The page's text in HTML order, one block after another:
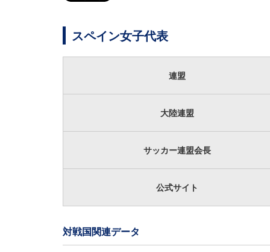
スペイン女子代表
連盟
大陸連盟
サッカー連盟会長
公式サイト
対戦国関連データ